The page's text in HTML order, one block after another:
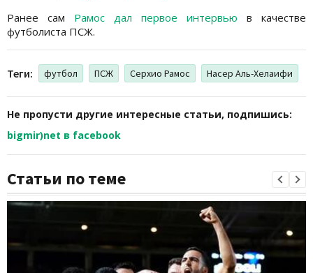
Ранее сам Рамос дал первое интервью в качестве
футболиста ПСЖ.
Теги: футбол ПСЖ Серхио Рамос Насер Аль-Хелаифи
Не пропусти другие интересные статьи, подпишись:
bigmir)net в facebook
Статьи по теме